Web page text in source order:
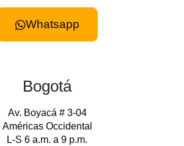
Whatsapp
Bogotá
Av. Boyacá # 3-04
Américas Occidental
L-S 6 a.m. a 9 p.m.